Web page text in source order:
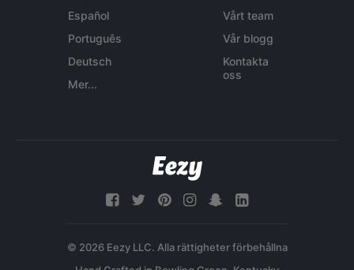
Español
Português
Deutsch
Mer...
Vårt team
Vår blogg
Kontakta
oss
© 2026 Eezy LLC. Alla rättigheter förbehållna